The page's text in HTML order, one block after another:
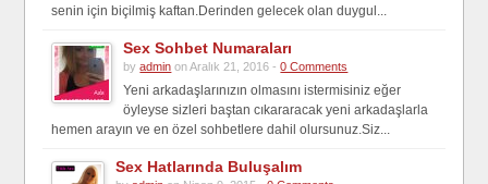
senin için biçilmiş kaftan.Derinden gelecek olan duygul...
Sex Sohbet Numaraları
byadmin on Aralık 21, 2016 -0 Comments
Yeni arkadaşlarınızın olmasını istermisiniz eğer
öyleyse sizleri baştan cıkararacak yeni arkadaşlarla
hemen arayın ve en özel sohbetlere dahil olursunuz.Siz...
Sex Hatlarında Buluşalım